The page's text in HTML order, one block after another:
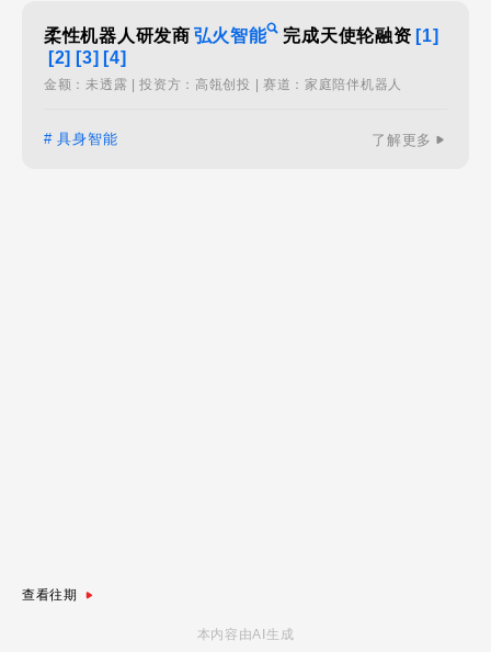
柔性机器人研发商 弘火智能 完成天使轮融资 [1]
[2] [3] [4]
金额：未透露 | 投资方：高瓴创投 | 赛道：家庭陪伴机器人
# 具身智能 了解更多
查看往期
本内容由AI生成